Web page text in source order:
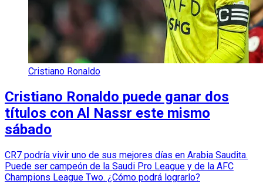
Cristiano Ronaldo
Cristiano Ronaldo puede ganar dos
títulos con Al Nassr este mismo
sábado
CR7 podría vivir uno de sus mejores días en Arabia Saudita.
Puede ser campeón de la Saudi Pro League y de la AFC
Champions League Two. ¿Cómo podrá lograrlo?